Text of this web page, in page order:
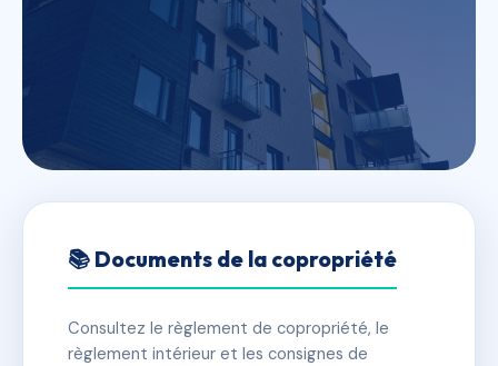
LES AUBEPINES
✓ Immatriculée 🏠 41 lots 🏗 1 bâtiment(s)
📚 Documents de la copropriété
Consultez le règlement de copropriété, le
règlement intérieur et les consignes de